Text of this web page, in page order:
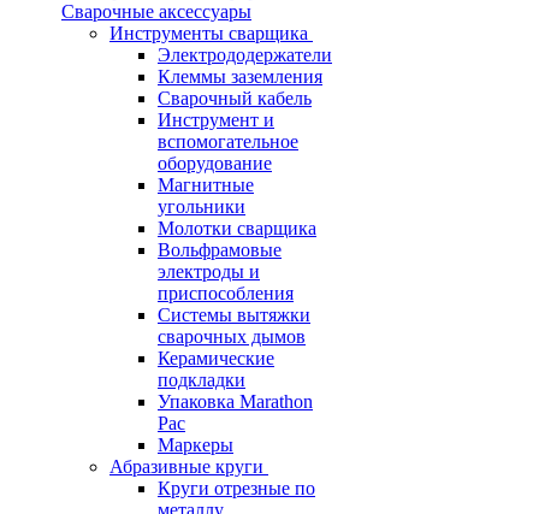
Сварочные аксессуары
Инструменты сварщика
Электрододержатели
Клеммы заземления
Сварочный кабель
Инструмент и
вспомогательное
оборудование
Магнитные
угольники
Молотки сварщика
Вольфрамовые
электроды и
приспособления
Системы вытяжки
сварочных дымов
Керамические
подкладки
Упаковка Marathon
Pac
Маркеры
Абразивные круги
Круги отрезные по
металлу